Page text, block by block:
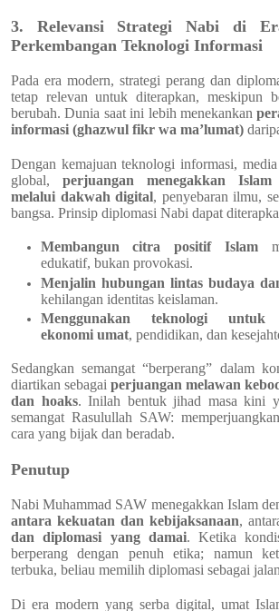
3. Relevansi Strategi Nabi di
Perkembangan Teknologi Informasi
Pada era modern, strategi perang dan
tetap relevan untuk diterapkan, meskipun
berubah. Dunia saat ini lebih menekankan
informasi (ghazwul fikr wa ma’lumat)
Dengan kemajuan teknologi informasi,
global, perjuangan menegakkan
melalui dakwah digital, penyebaran ilmu,
bangsa. Prinsip diplomasi Nabi dapat
Membangun citra positif Islam
edukatif, bukan provokasi.
Menjalin hubungan lintas budaya
kehilangan identitas keislaman.
Menggunakan teknologi untuk
ekonomi umat, pendidikan, dan
Sedangkan semangat “berperang” dalam
diartikan sebagai perjuangan melawan
dan hoaks. Inilah bentuk jihad masa kini
semangat Rasulullah SAW:
cara yang bijak dan beradab.
Penutup
Nabi Muhammad SAW menegakkan Islam
antara kekuatan dan kebijaksanaan,
dan diplomasi yang damai. Ketika
berperang dengan penuh etika; namun
terbuka, beliau memilih diplomasi sebagai
Di era modern yang serba digital, umat